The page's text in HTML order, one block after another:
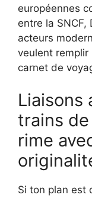
européennes
entre la SNCF,
acteurs
veulent
carnet de
Liaisons
trains
rime
Si ton plan est